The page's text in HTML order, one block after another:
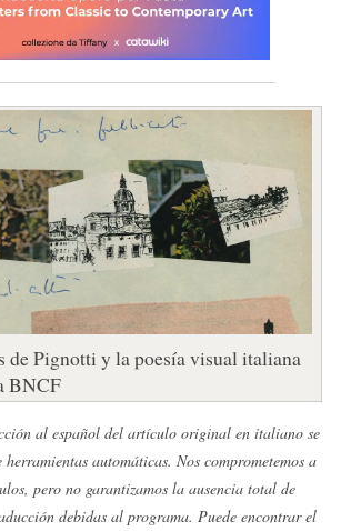
de Pignotti y la poesía visual italiana
BNCF
al español del artículo original en italiano se
automáticas. Nos comprometemos a
pero no garantizamos la ausencia total de
debidas al programa. Puede encontrar el